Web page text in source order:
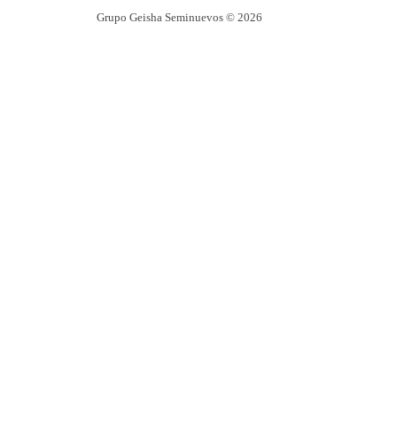
Grupo Geisha Seminuevos © 2026